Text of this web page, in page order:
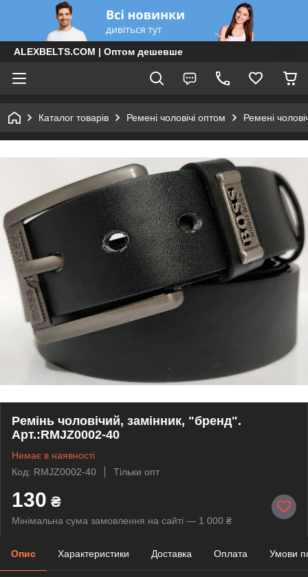
ALEXBELTS.COM | Оптом дешевше
Каталог товарів Ремені чоловічі оптом Ремені
Ремінь чоловічий, замінник, "бренд".
Арт.:RMJZ0002-40
Немає в наявності
Код: RMJZ0002-40
Тільки опт
130 ₴
Мінімальна сума замовлення на сайті — 1 000 ₴
Опис Характеристики Доставка Оплата Умови